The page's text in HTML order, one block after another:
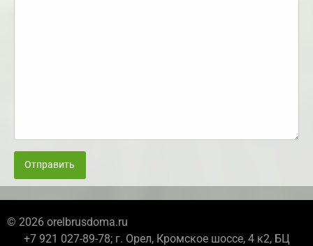
Отправить
© 2026 orelbrusdoma.ru
+7 921 027-89-78; г. Орел, Кромское шоссе, 4 к2, БЦ